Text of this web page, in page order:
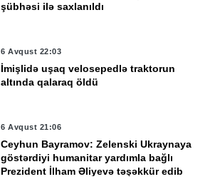
şübhəsi ilə saxlanıldı
6 Avqust 22:03
İmişlidə uşaq velosepedlə traktorun
altında qalaraq öldü
6 Avqust 21:06
Ceyhun Bayramov: Zelenski Ukraynaya
göstərdiyi humanitar yardımla bağlı
Prezident İlham Əliyevə təşəkkür edib